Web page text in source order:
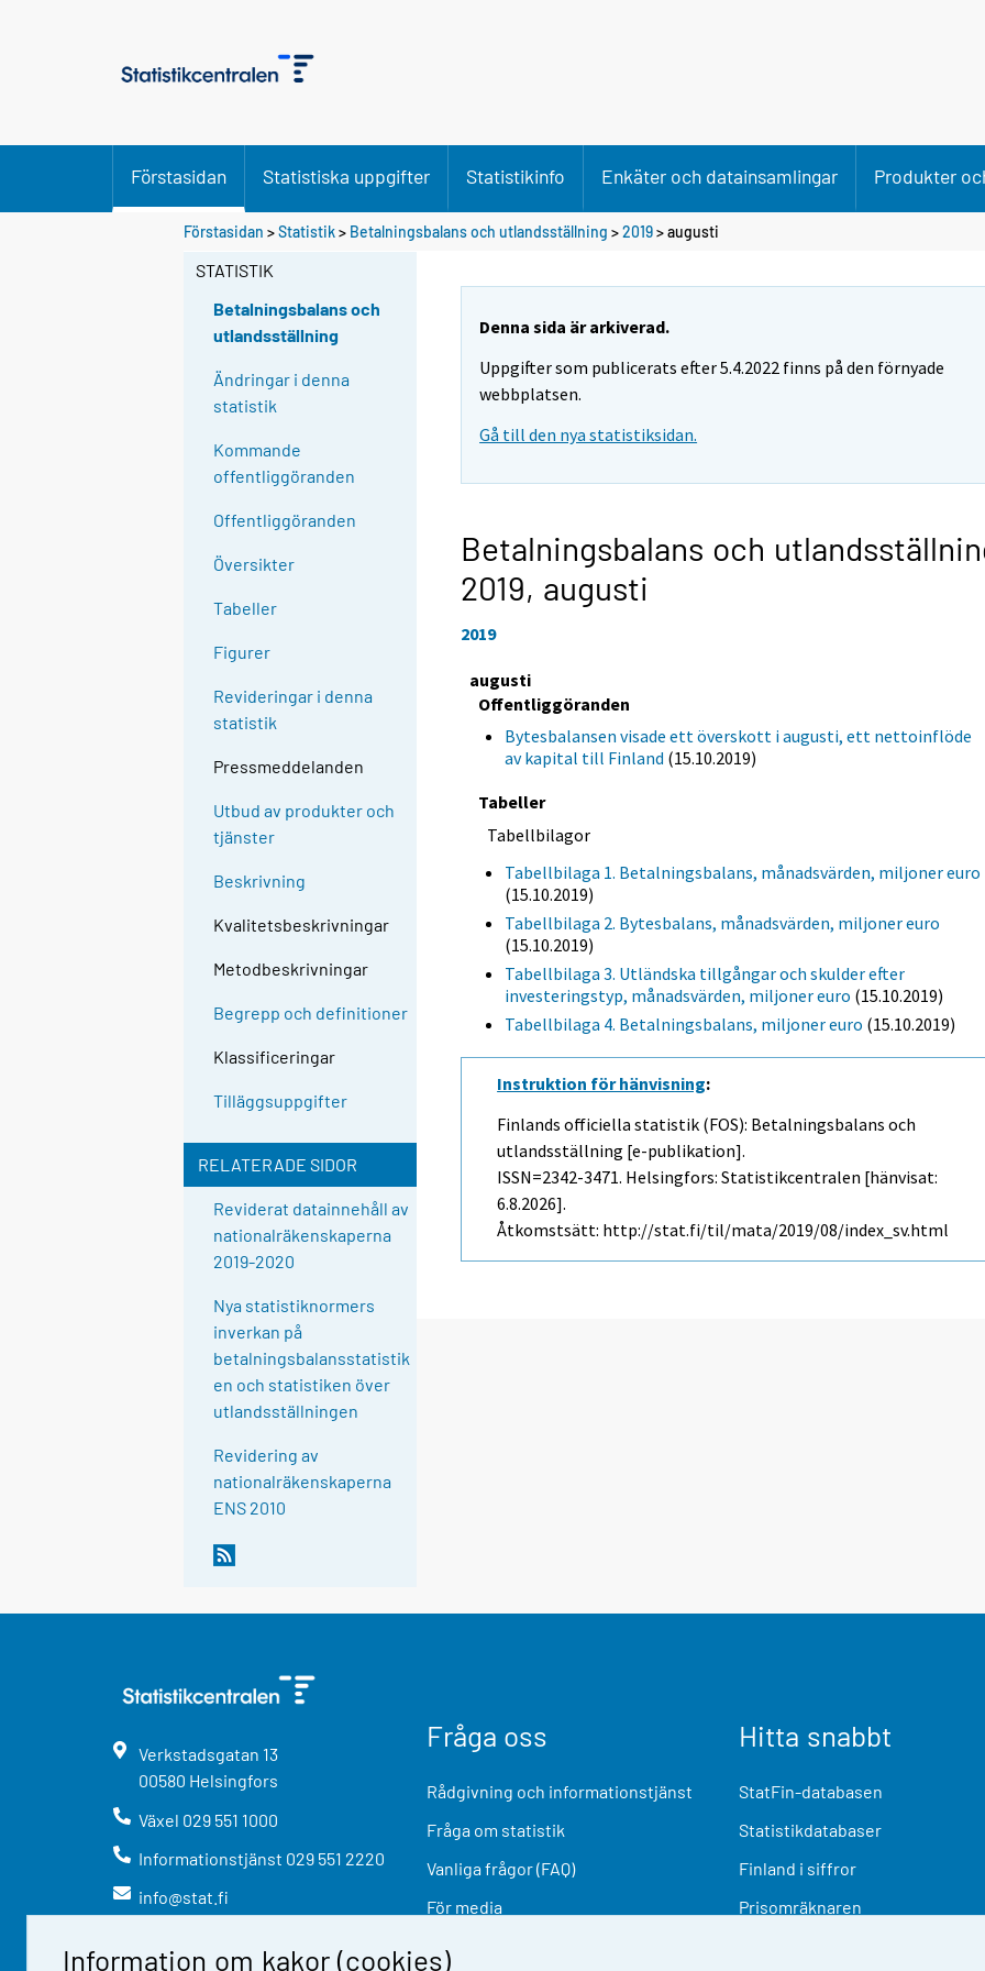
Information om kakor (cookies)
Förstasidan Statistiska uppgifter Statistikinfo Enkäter och datainsamlingar Produkter
Förstasidan >Statistik> Betalningsbalans och utlandsställning >2019>augusti
STATISTIK
Betalningsbalans och
utlandsställning
Ändringar i denna
statistik
Kommande
offentliggöranden
Offentliggöranden
Översikter
Tabeller
Figurer
Revideringar i denna
statistik
Pressmeddelanden
Utbud av produkter och
tjänster
Beskrivning
Kvalitetsbeskrivningar
Metodbeskrivningar
Begrepp och definitioner
Klassificeringar
Tilläggsuppgifter
RELATERADE SIDOR
Reviderat datainnehåll av
nationalräkenskaperna
2019-2020
Nya statistiknormers
inverkan på
betalningsbalansstatistik
en och statistiken över
utlandsställningen
Revidering av
nationalräkenskaperna
ENS 2010
Denna sida är arkiverad.
Uppgifter som publicerats efter 5.4.2022 finns på den förnyade
webbplatsen.
Gå till den nya statistiksidan.
Betalningsbalans och
2019, augusti
2019
augusti
Offentliggöranden
Bytesbalansen visade ett överskott i augusti, ett nettoinflöde
av kapital till Finland (15.10.2019)
Tabeller
Tabellbilagor
Tabellbilaga 1. Betalningsbalans, månadsvärden, miljoner euro
(15.10.2019)
Tabellbilaga 2. Bytesbalans, månadsvärden, miljoner euro
(15.10.2019)
Tabellbilaga 3. Utländska tillgångar och skulder efter
investeringstyp, månadsvärden, miljoner euro (15.10.2019)
Tabellbilaga 4. Betalningsbalans, miljoner euro (15.10.2019)
Instruktion för hänvisning:
Finlands officiella statistik (FOS): Betalningsbalans och
utlandsställning [e-publikation].
ISSN=2342-3471. Helsingfors: Statistikcentralen [hänvisat:
6.8.2026].
Åtkomstsätt: http://stat.fi/til/mata/2019/08/index_sv.html
Verkstadsgatan 13
00580 Helsingfors
Växel 029 551 1000
Informationstjänst 029 551 2220
info@stat.fi
Fråga oss
Rådgivning och informationstjänst
Fråga om statistik
Vanliga frågor (FAQ)
För media
Hitta snabbt
StatFin-databasen
Statistikdatabaser
Finland i siffror
Prisomräknaren